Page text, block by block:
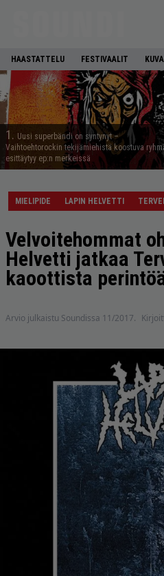
HAASTATTELU FESTIVAALIT
1. Uusi superbändi on syntynyt –
Vaihtoehtorockin tekijämiehistä koostuva
esittäytyy ep:n merkeissä
MIELIPIDE LAPIN HELVETTI
Velvoitehommat
Helvetti jatkaa
kaoottista
Arvio julkaistu Soundissa 11/2017.